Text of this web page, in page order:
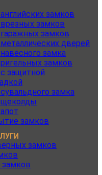
замков
замков
замков
дверей
замка
замков
защитной
замка
замков
замков
замков